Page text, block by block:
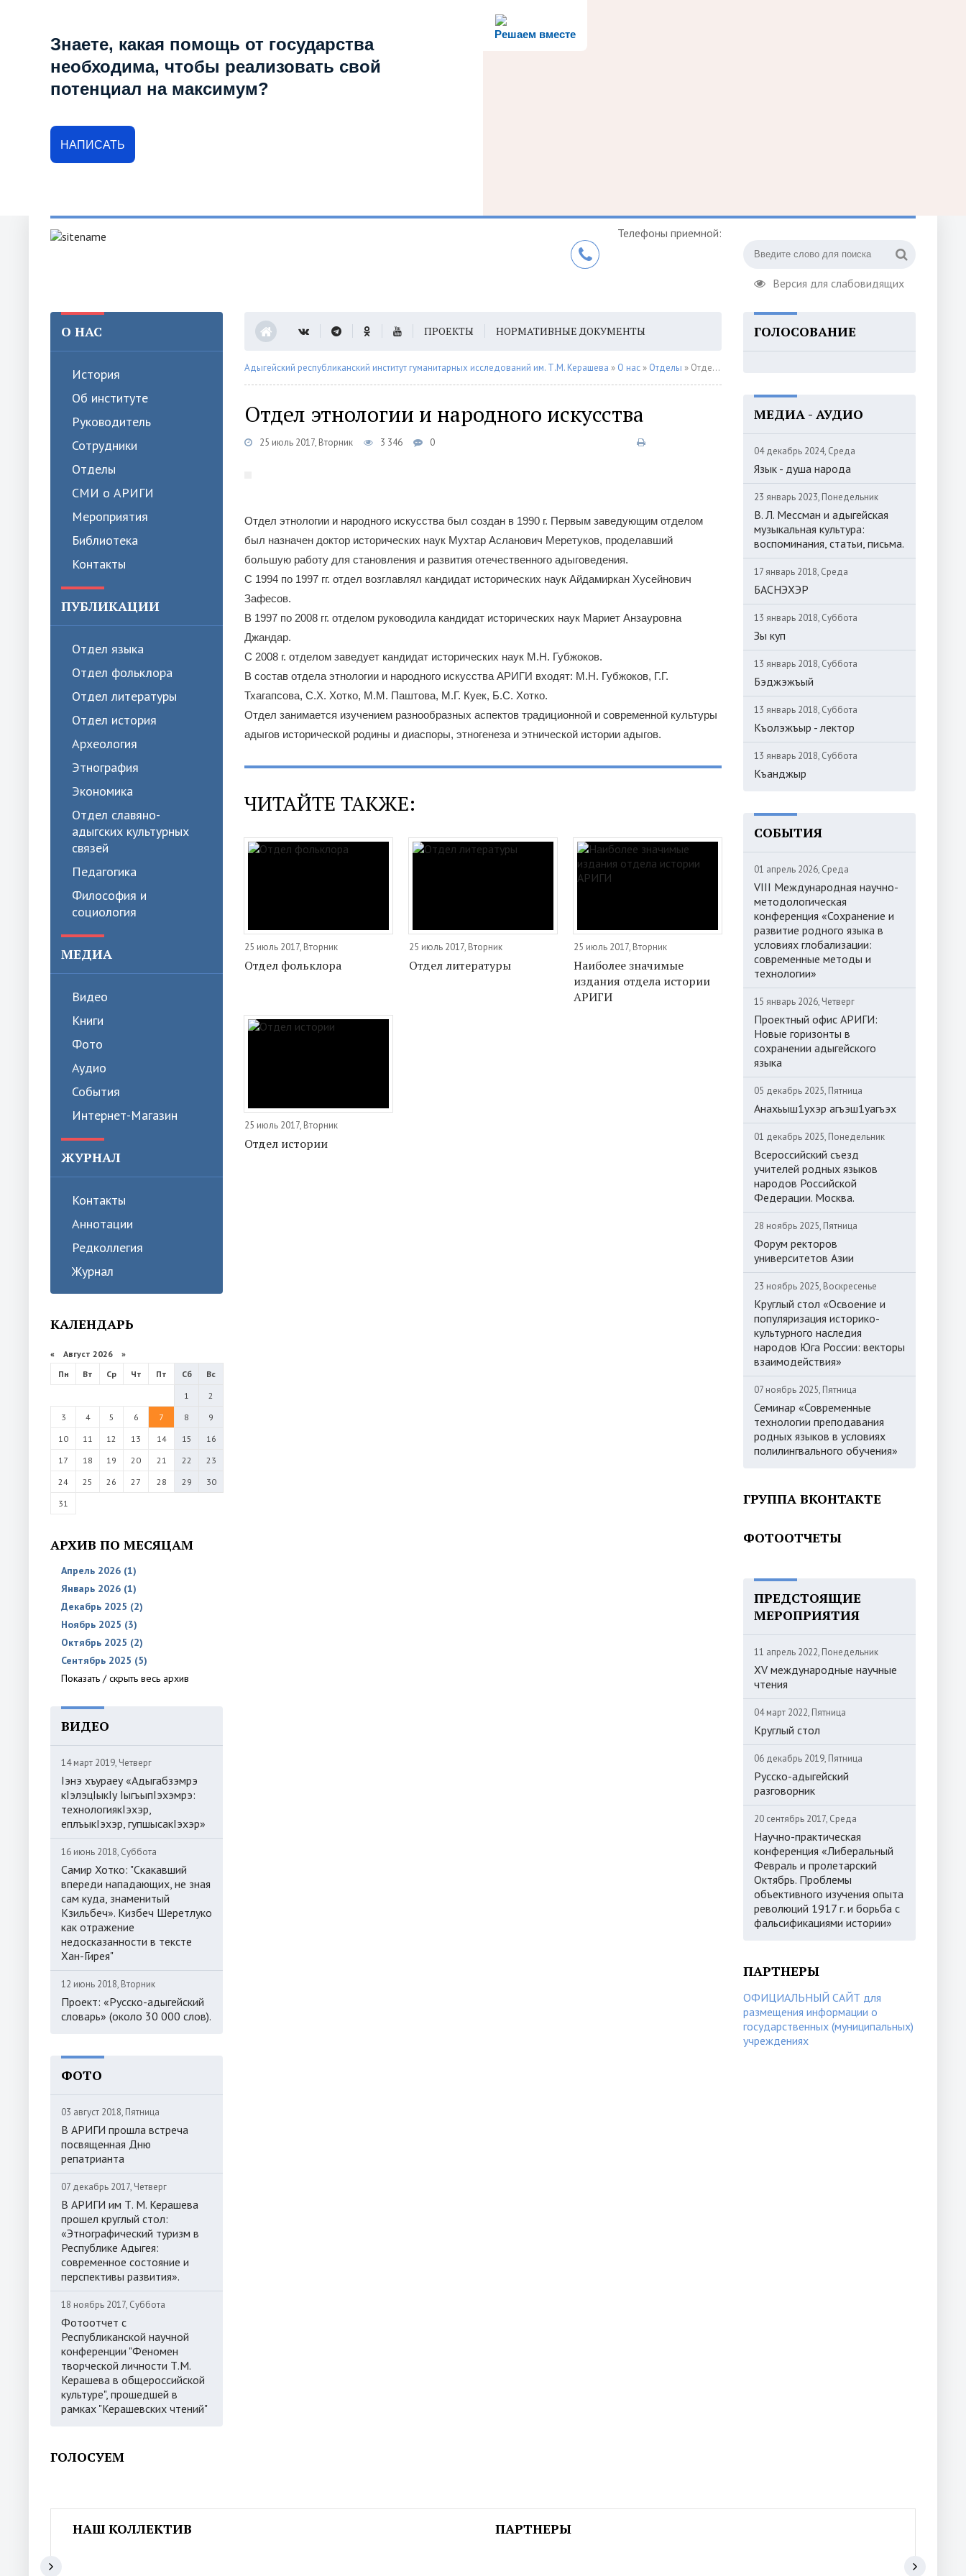
Решаем вместе
Знаете, какая помощь от государства
необходима, чтобы реализовать свой
потенциал на максимум?
НАПИСАТЬ
Версия для слабовидящих
Телефоны приемной:
О НАС
История
Об институте
Руководитель
Сотрудники
Отделы
СМИ о АРИГИ
Мероприятия
Библиотека
Контакты
ПУБЛИКАЦИИ
Отдел языка
Отдел фольклора
Отдел литературы
Отдел история
Археология
Этнография
Экономика
Отдел славяно-
адыгских культурных
связей
Педагогика
Философия и
социология
МЕДИА
Видео
Книги
Фото
Аудио
События
Интернет-Магазин
ЖУРНАЛ
Контакты
Аннотации
Редколлегия
Журнал
КАЛЕНДАРЬ
« Август 2026 »
Пн
Вт Ср Чт Пт Сб
Вс
1
2
3
4 5 6 7 8
9
10
11 12 13 14 15
16
17
18 19 20 21 22
23
24
25 26 27 28 29
30
31
АРХИВ ПО МЕСЯЦАМ
Апрель 2026 (1)
Январь 2026 (1)
Декабрь 2025 (2)
Ноябрь 2025 (3)
Октябрь 2025 (2)
Сентябрь 2025 (5)
Показать / скрыть весь архив
ВИДЕО
14 март 2019, Четверг
Iэнэ хъураеу «Адыгабзэмрэ
кIэлэцIыкIу IыгъыпIэхэмрэ:
технологиякIэхэр,
еплъыкIэхэр, гупшысакIэхэр»
16 июнь 2018, Суббота
Самир Хотко: "Скакавший
впереди нападающих, не зная
сам куда, знаменитый
Кзильбеч». Кизбеч Шеретлуко
как отражение
недосказанности в тексте
Хан-Гирея"
12 июнь 2018, Вторник
Проект: «Русско-адыгейский
словарь» (около 30 000 слов).
ФОТО
03 август 2018, Пятница
В АРИГИ прошла встреча
посвященная Дню
репатрианта
07 декабрь 2017, Четверг
В АРИГИ им Т. М. Керашева
прошел круглый стол:
«Этнографический туризм в
Республике Адыгея:
современное состояние и
перспективы развития».
18 ноябрь 2017, Суббота
Фотоотчет с
Республиканской научной
конференции "Феномен
творческой личности Т.М.
Керашева в общероссийской
культуре", прошедшей в
рамках "Керашевских чтений"
ГОЛОСУЕМ
ПРОЕКТЫ НОРМАТИВНЫЕ ДОКУМЕНТЫ
ВХОД
Адыгейский республиканский институт гуманитарных исследований им. Т.М. Керашева » О нас » Отделы » Отдел этнологии и народного искусства
Отдел этнологии и народного искусства
25 июль 2017, Вторник 3 346 0
Отдел этнологии и народного искусства был создан в 1990 г. Первым заведующим отделом
был назначен доктор исторических наук Мухтар Асланович Меретуков, проделавший
большую работу для становления и развития отечественного адыговедения.
С 1994 по 1997 гг. отдел возглавлял кандидат исторических наук Айдамиркан Хусейнович
Зафесов.
В 1997 по 2008 гг. отделом руководила кандидат исторических наук Мариет Анзауровна
Джандар.
С 2008 г. отделом заведует кандидат исторических наук М.Н. Губжоков.
В состав отдела этнологии и народного искусства АРИГИ входят: М.Н. Губжоков, Г.Г.
Тхагапсова, С.Х. Хотко, М.М. Паштова, М.Г. Куек, Б.С. Хотко.
Отдел занимается изучением разнообразных аспектов традиционной и современной культуры
адыгов исторической родины и диаспоры, этногенеза и этнической истории адыгов.
ЧИТАЙТЕ ТАКЖЕ:
25 июль 2017, Вторник
Отдел фольклора
25 июль 2017, Вторник
Отдел литературы
25 июль 2017, Вторник
Наиболее значимые
издания отдела истории
АРИГИ
25 июль 2017, Вторник
Отдел истории
ГОЛОСОВАНИЕ
МЕДИА - АУДИО
04 декабрь 2024, Среда
Язык - душа народа
23 январь 2023, Понедельник
В. Л. Мессман и адыгейская
музыкальная культура:
воспоминания, статьи, письма.
17 январь 2018, Среда
БАСНЭХЭР
13 январь 2018, Суббота
Зы куп
13 январь 2018, Суббота
Бэджэжъый
13 январь 2018, Суббота
Къолэжъыр - лектор
13 январь 2018, Суббота
Къанджыр
СОБЫТИЯ
01 апрель 2026, Среда
VIII Международная научно-
методологическая
конференция «Сохранение и
развитие родного языка в
условиях глобализации:
современные методы и
технологии»
15 январь 2026, Четверг
Проектный офис АРИГИ:
Новые горизонты в
сохранении адыгейского
языка
05 декабрь 2025, Пятница
Анахьыш1ухэр агъэш1уагъэх
01 декабрь 2025, Понедельник
Всероссийский съезд
учителей родных языков
народов Российской
Федерации. Москва.
28 ноябрь 2025, Пятница
Форум ректоров
университетов Азии
23 ноябрь 2025, Воскресенье
Круглый стол «Освоение и
популяризация историко-
культурного наследия
народов Юга России: векторы
взаимодействия»
07 ноябрь 2025, Пятница
Семинар «Современные
технологии преподавания
родных языков в условиях
полилингвального обучения»
ГРУППА ВКОНТАКТЕ
ФОТООТЧЕТЫ
ПРЕДСТОЯЩИЕ
МЕРОПРИЯТИЯ
11 апрель 2022, Понедельник
XV международные научные
чтения
04 март 2022, Пятница
Круглый стол
06 декабрь 2019, Пятница
Русско-адыгейский
разговорник
20 сентябрь 2017, Среда
Научно-практическая
конференция «Либеральный
Февраль и пролетарский
Октябрь. Проблемы
объективного изучения опыта
революций 1917 г. и борьба с
фальсификациями истории»
ПАРТНЕРЫ
ОФИЦИАЛЬНЫЙ САЙТ для
размещения информации о
государственных (муниципальных)
учреждениях
НАШ КОЛЛЕКТИВ ПАРТНЕРЫ